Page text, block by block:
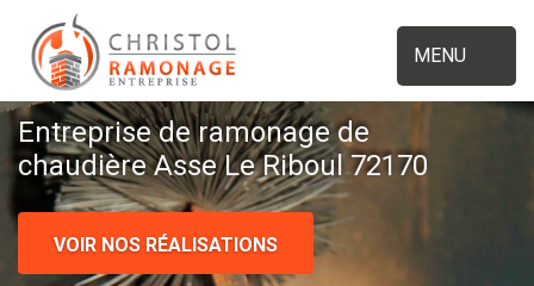
MENU
Entreprise de ramonage de
chaudière Asse Le Riboul 72170
VOIR NOS RÉALISATIONS